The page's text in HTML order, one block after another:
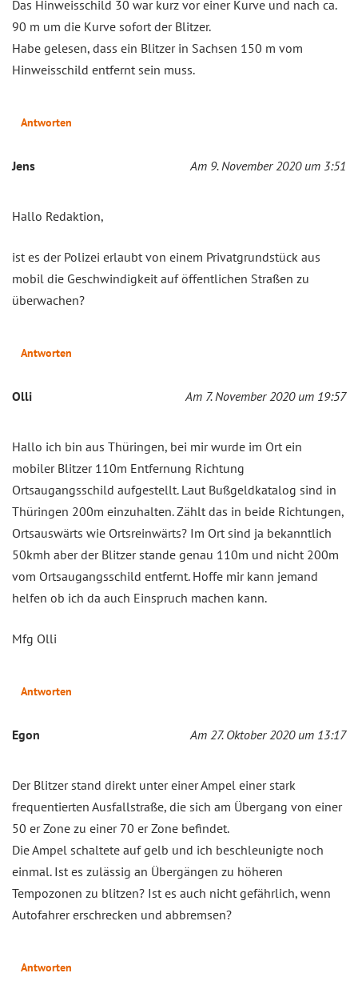
Das Hinweisschild 30 war kurz vor einer Kurve und nach ca.
90 m um die Kurve sofort der Blitzer.
Habe gelesen, dass ein Blitzer in Sachsen 150 m vom
Hinweisschild entfernt sein muss.
Antworten
Jens Am 9. November 2020 um 3:51
Hallo Redaktion,
ist es der Polizei erlaubt von einem Privatgrundstück aus
mobil die Geschwindigkeit auf öffentlichen Straßen zu
überwachen?
Antworten
Olli Am 7. November 2020 um 19:57
Hallo ich bin aus Thüringen, bei mir wurde im Ort ein
mobiler Blitzer 110m Entfernung Richtung
Ortsaugangsschild aufgestellt. Laut Bußgeldkatalog sind in
Thüringen 200m einzuhalten. Zählt das in beide Richtungen,
Ortsauswärts wie Ortsreinwärts? Im Ort sind ja bekanntlich
50kmh aber der Blitzer stande genau 110m und nicht 200m
vom Ortsaugangsschild entfernt. Hoffe mir kann jemand
helfen ob ich da auch Einspruch machen kann.
Mfg Olli
Antworten
Egon Am 27. Oktober 2020 um 13:17
Der Blitzer stand direkt unter einer Ampel einer stark
frequentierten Ausfallstraße, die sich am Übergang von einer
50 er Zone zu einer 70 er Zone befindet.
Die Ampel schaltete auf gelb und ich beschleunigte noch
einmal. Ist es zulässig an Übergängen zu höheren
Tempozonen zu blitzen? Ist es auch nicht gefährlich, wenn
Autofahrer erschrecken und abbremsen?
Antworten